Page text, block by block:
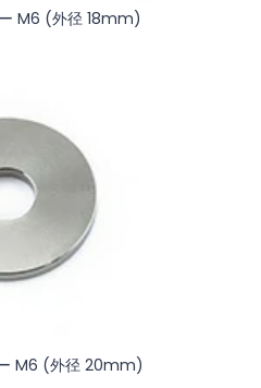
M6 (外径 18mm)
M6 (外径 20mm)